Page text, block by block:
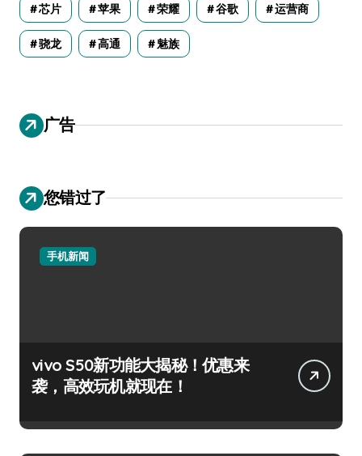
芯片 苹果 荣耀 谷歌 运营商
骁龙 高通 魅族
广告
您错过了
手机新闻
vivo S50新功能大揭秘！优惠来
袭，高效玩机就现在！